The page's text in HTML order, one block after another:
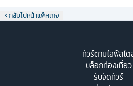
กลับไปหน้าแพ็คเกจ
ทัวร์ตามไลฟ์สไต
บล็อกท่องเที่ยว
รับจัดทัวร์